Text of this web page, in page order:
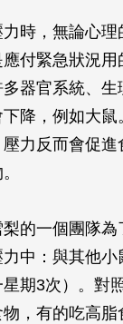
力時，無論心
應付緊急狀況
器官系統、生
降，例如大
力反而會促
的一個團隊
中：與其他
星期3次）。對
，有的吃高脂